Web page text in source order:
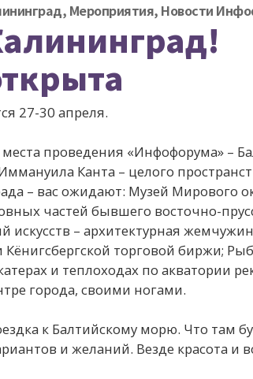
, Мероприятия, Новости
27-30 апреля.
проведения «Инфофорума» –
Канта – целого
– вас ожидают: Музей Мирового
частей бывшего восточно-
искусств – архитектурная
торговой биржи;
и теплоходах по акватории
города, своими ногами.
к Балтийскому морю. Что там
и желаний. Везде красота и